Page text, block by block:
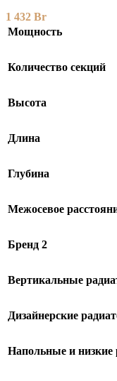
1 432 Br
Мощность
Количество секций
Высота
Длина
Глубина
Межосевое
Бренд 2
Вертикальные
Дизайнерские
Напольные и низкие